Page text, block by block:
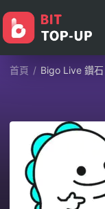
首頁 / Bigo Live 鑽石